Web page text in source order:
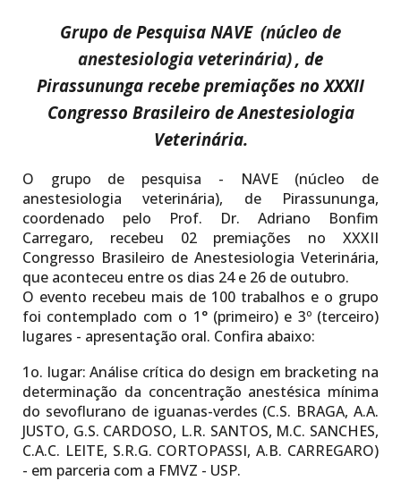
Grupo de Pesquisa NAVE (núcleo de
anestesiologia veterinária), de
Pirassununga recebe premiações no XXXII
Congresso Brasileiro de Anestesiologia
Veterinária.
O grupo de pesquisa - NAVE (núcleo de
anestesiologia veterinária), de Pirassununga,
coordenado pelo Prof. Dr. Adriano Bonfim
Carregaro, recebeu 02 premiações no XXXII
Congresso Brasileiro de Anestesiologia Veterinária,
que aconteceu entre os dias 24 e 26 de outubro.
O evento recebeu mais de 100 trabalhos e o grupo
foi contemplado com o 1° (primeiro) e 3º (terceiro)
lugares - apresentação oral. Confira abaixo:
1o. lugar: Análise crítica do design em bracketing na
determinação da concentração anestésica mínima
do sevoflurano de iguanas-verdes (C.S. BRAGA, A.A.
JUSTO, G.S. CARDOSO, L.R. SANTOS, M.C. SANCHES,
C.A.C. LEITE, S.R.G. CORTOPASSI, A.B. CARREGARO)
- em parceria com a FMVZ - USP.